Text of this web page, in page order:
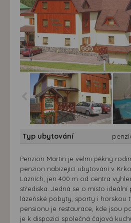
Jánské Lázně - penzion
Typ ubytování
Penzion Martin je velmi pěkný
penzion nabízející ubytování v
Lázních, jen 400 m od centra
střediska. Jedná se o místo ideální
lázeňské pobyty, sporty i horskou
pensionu je restaurace, kde jsou
je k dispozici společná čajová